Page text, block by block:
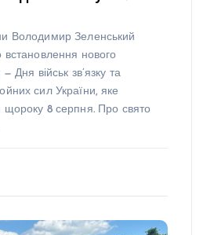
Володимир Зеленський
встановлення нового
— Дня військ зв’язку та
сил України, яке
щороку 8 серпня. Про свято